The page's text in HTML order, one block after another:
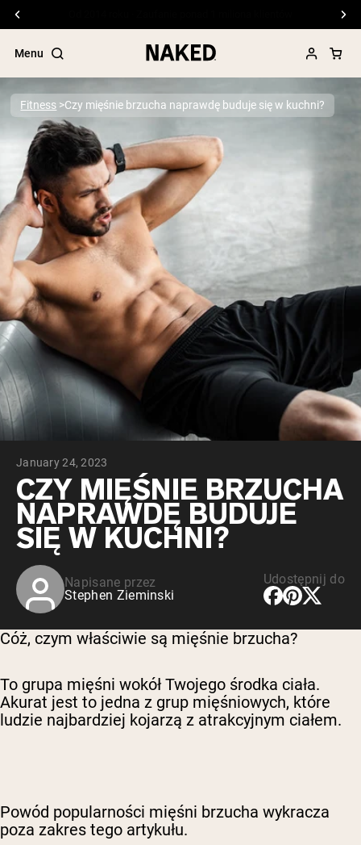
Menu
Popularne wyszukiwania
”Protein Powder“
”Overnight Oats“
”Vegan protein“
”Collagen“
”Micellar Casein“
ODŻYWKI BIAŁKOWEBestsellery
Białko grochu
Odżywka Białkowa z Serwatki z mleka
krów karmionych trawą
Peptydy kolagenowe
Czekoladowa serwatka z mleka krów
karmionych trawą
Serwatka z trawy karmionej wanilią
Serwatka z mleka krów karmionych
trawą
WEGAŃSKIE ODŻYWKI
BIAŁKOWE
Bestsellery
Białko grochu
Shop All Wegańskie Odżywki Białkowe
Fitness Czy mięśnie brzucha naprawdę buduje się w kuchni?
January 24, 2023
CZY MIĘŚNIE BRZUCHA
NAPRAWDĘ BUDUJE
SIĘ W KUCHNI?
Napisane przez
Stephen Zieminski
Udostępnij do
Cóż, czym właściwie są mięśnie brzucha?
To grupa mięśni wokół Twojego środka ciała.
Akurat jest to jedna z grup mięśniowych, które
ludzie najbardziej kojarzą z atrakcyjnym ciałem.
Powód popularności mięśni brzucha wykracza
poza zakres tego artykułu.